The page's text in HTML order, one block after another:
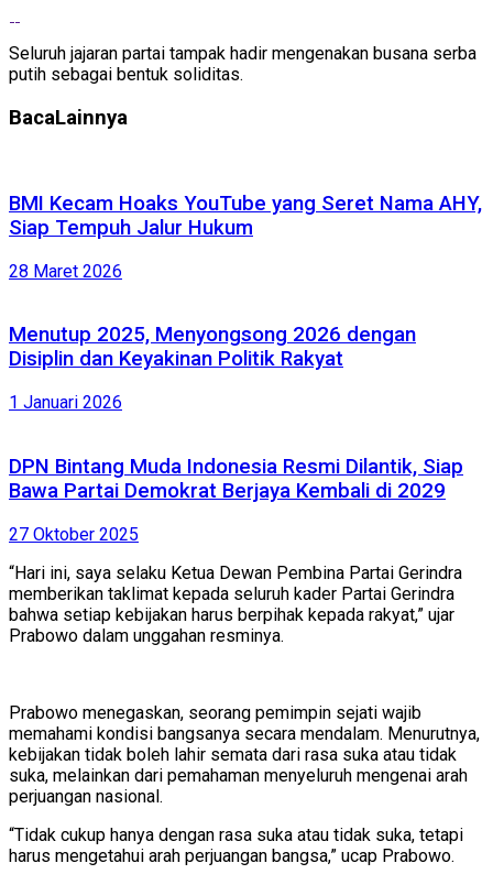
Seluruh jajaran partai tampak hadir mengenakan busana serba
putih sebagai bentuk soliditas.
BacaLainnya
BMI Kecam Hoaks YouTube yang Seret Nama AHY,
Siap Tempuh Jalur Hukum
28 Maret 2026
Menutup 2025, Menyongsong 2026 dengan
Disiplin dan Keyakinan Politik Rakyat
1 Januari 2026
DPN Bintang Muda Indonesia Resmi Dilantik, Siap
Bawa Partai Demokrat Berjaya Kembali di 2029
27 Oktober 2025
“Hari ini, saya selaku Ketua Dewan Pembina Partai Gerindra
memberikan taklimat kepada seluruh kader Partai Gerindra
bahwa setiap kebijakan harus berpihak kepada rakyat,” ujar
Prabowo dalam unggahan resminya.
Prabowo menegaskan, seorang pemimpin sejati wajib
memahami kondisi bangsanya secara mendalam. Menurutnya,
kebijakan tidak boleh lahir semata dari rasa suka atau tidak
suka, melainkan dari pemahaman menyeluruh mengenai arah
perjuangan nasional.
“Tidak cukup hanya dengan rasa suka atau tidak suka, tetapi
harus mengetahui arah perjuangan bangsa,” ucap Prabowo.